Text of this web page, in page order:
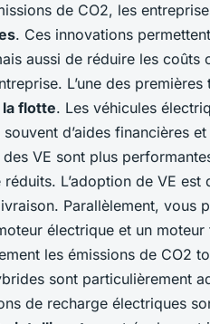
de CO2, les
. Ces innovations
aussi de réduire les coûts
L’une des
flotte. Les véhicules
d’aides financières
VE sont plus
L’adoption de VE
Parallèlement, vous
électrique et un
les émissions de CO2
sont particulièrement
de recharge électriques